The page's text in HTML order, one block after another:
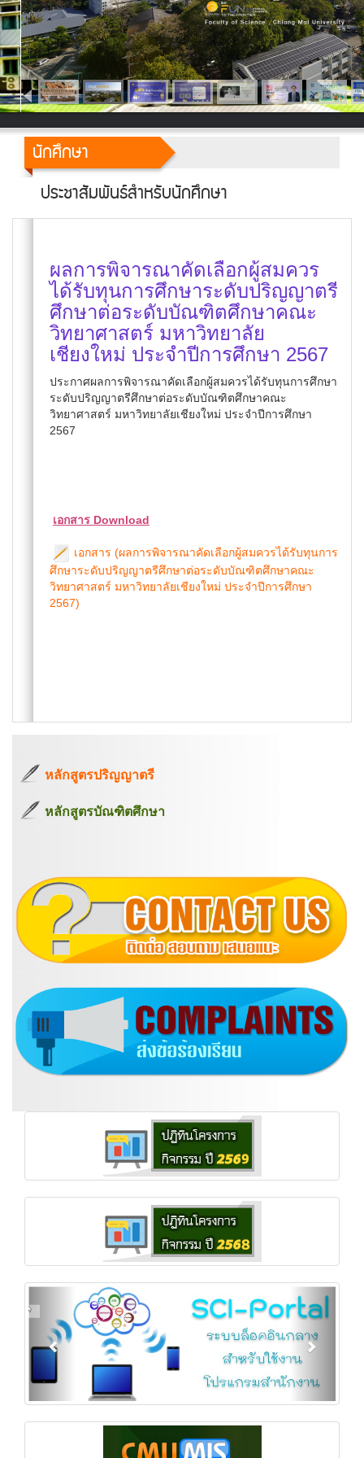
นักศึกษา
ประชาสัมพันธ์สำหรับนักศึกษา
ผลการพิจารณาคัดเลือกผู้สมควร
ได้รับทุนการศึกษาระดับปริญญาตรี
ศึกษาต่อระดับบัณฑิตศึกษาคณะ
วิทยาศาสตร์ มหาวิทยาลัย
เชียงใหม่ ประจำปีการศึกษา 2567
ประกาศผลการพิจารณาคัดเลือกผู้สมควรได้รับทุนการศึกษา
ระดับปริญญาตรีศึกษาต่อระดับบัณฑิตศึกษาคณะ
วิทยาศาสตร์ มหาวิทยาลัยเชียงใหม่ ประจำปีการศึกษา
2567
เอกสาร Download
เอกสาร (ผลการพิจารณาคัดเลือกผู้สมควรได้รับทุนการ
ศึกษาระดับปริญญาตรีศึกษาต่อระดับบัณฑิตศึกษาคณะ
วิทยาศาสตร์ มหาวิทยาลัยเชียงใหม่ ประจำปีการศึกษา
2567)
หลักสูตรปริญญาตรี
หลักสูตรบัณฑิตศึกษา